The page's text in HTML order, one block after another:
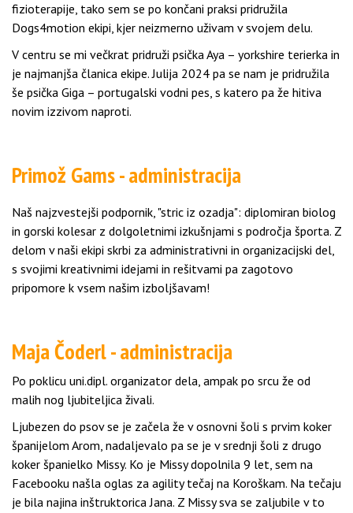
fizioterapije, tako sem se po končani praksi pridružila
Dogs4motion ekipi, kjer neizmerno uživam v svojem delu.
V centru se mi večkrat pridruži psička Aya – yorkshire terierka in
je najmanjša članica ekipe. Julija 2024 pa se nam je pridružila
še psička Giga – portugalski vodni pes, s katero pa že hitiva
novim izzivom naproti.
Primož Gams - administracija
Naš najzvestejši podpornik, "stric iz ozadja": diplomiran biolog
in gorski kolesar z dolgoletnimi izkušnjami s področja športa. Z
delom v naši ekipi skrbi za administrativni in organizacijski del,
s svojimi kreativnimi idejami in rešitvami pa zagotovo
pripomore k vsem našim izboljšavam!
Maja Čoderl - administracija
Po poklicu uni.dipl. organizator dela, ampak po srcu že od
malih nog ljubiteljica živali.
Ljubezen do psov se je začela že v osnovni šoli s prvim koker
španijelom Arom, nadaljevalo pa se je v srednji šoli z drugo
koker španielko Missy. Ko je Missy dopolnila 9 let, sem na
Facebooku našla oglas za agility tečaj na Koroškam. Na tečaju
je bila najina inštruktorica Jana. Z Missy sva se zaljubile v to